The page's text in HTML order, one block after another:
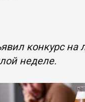
конкурс на
неделе.